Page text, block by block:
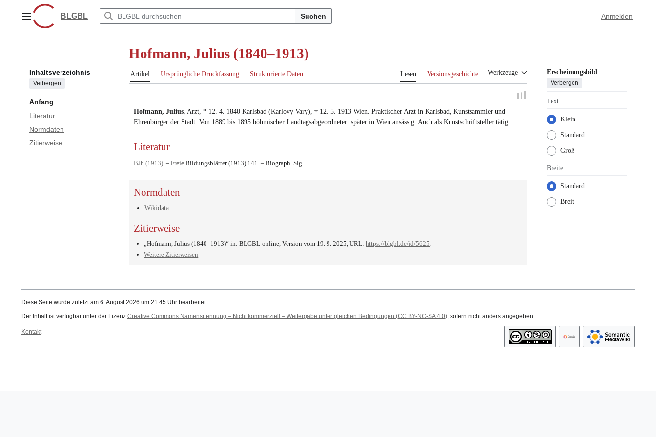
springenHauptmenüBLGBL Suchen Anmelden
Inhaltsverzeichnis
Verbergen
Anfang
Literatur
Normdaten
Zitierweise
Hofmann, Julius (1840–1913)
Artikel Ursprüngliche Druckfassung Strukturierte Daten Lesen Versionsgeschichte Werkzeuge Erscheinungsbild
Verbergen
Text
Klein
Standard
Groß
Breite
Standard
Breit
Hofmann, Julius, Arzt, * 12. 4. 1840 Karlsbad (Karlovy Vary), † 12. 5. 1913 Wien. Praktischer Arzt in Karlsbad, Kunstsammler und
Ehrenbürger der Stadt. Von 1889 bis 1895 böhmischer Landtagsabgeordneter; später in Wien ansässig. Auch als Kunstschriftsteller tätig.
Literatur
BJb (1913) . – Freie Bildungsblätter (1913) 141. – Biograph. Slg.
Normdaten
Wikidata
Zitierweise
„Hofmann, Julius (1840–1913)“ in: BLGBL-online, Version vom 19. 9. 2025, URL:https://blgbl.de/id/5625.
Weitere Zitierweisen
Diese Seite wurde zuletzt am 6. August 2026 um 21:45 Uhr bearbeitet.
Der Inhalt ist verfügbar unter der Lizenz Creative Commons Namensnennung – Nicht kommerziell – Weitergabe unter gleichen Bedingungen (CC BY-NC-SA 4.0), sofern nicht anders angegeben.
Kontakt